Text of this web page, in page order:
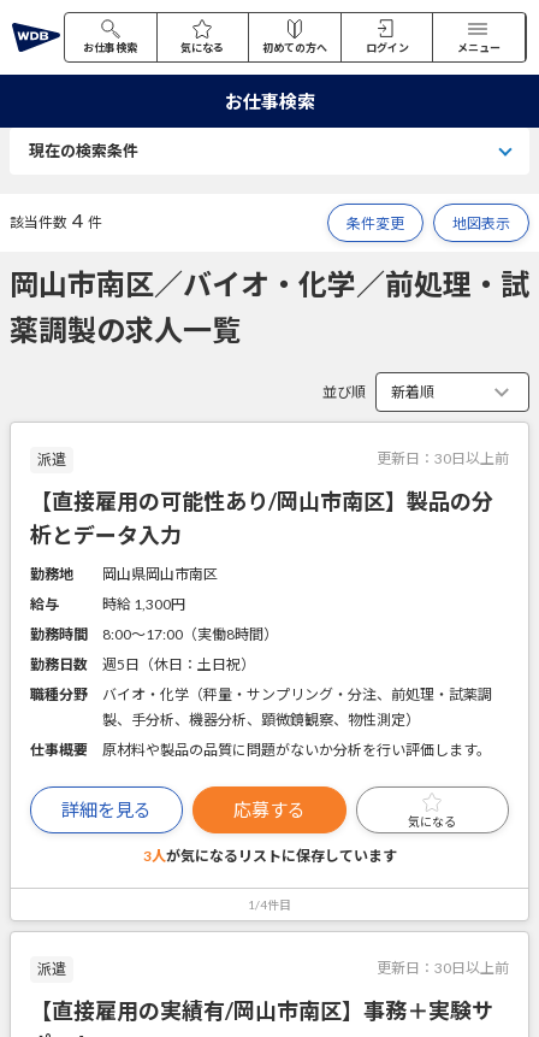
お仕事検索 気になる 初めての方へ ログイン メニュー
お仕事検索
現在の検索条件
該当件数 4 件 条件変更 地図表示
岡山市南区／バイオ・化学／前処理・試
薬調製の求人一覧
並び順
派遣 更新日： 30日以上前
【直接雇用の可能性あり/岡山市南区】製品の分
析とデータ入力
勤務地
岡山県岡山市南区
給与
時給 1,300円
勤務時間
8:00～17:00（実働8時間）
勤務日数
週5日（休日：土日祝）
職種分野
バイオ・化学（秤量・サンプリング・分注、前処理・試薬調
製、手分析、機器分析、顕微鏡観察、物性測定）
仕事概要
原材料や製品の品質に問題がないか分析を行い評価します。
詳細を見る 応募する
気になる
3人が気になるリストに保存しています
1/4件目
派遣 更新日： 30日以上前
【直接雇用の実績有/岡山市南区】事務＋実験サ